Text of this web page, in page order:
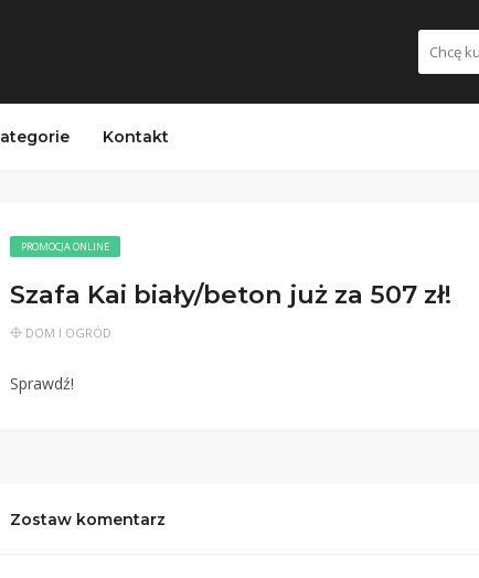
Kontakt
PROMOCJA ONLINE
Szafa Kai biały/beton już za 507 zł!
DOM I OGRÓD
Sprawdź!
Zostaw komentarz